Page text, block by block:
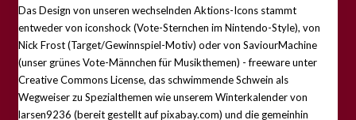
Das Design von unseren wechselnden Aktions-Icons stammt
entweder von iconshock (Vote-Sternchen im Nintendo-Style), von
Nick Frost (Target/Gewinnspiel-Motiv) oder von SaviourMachine
(unser grünes Vote-Männchen für Musikthemen) - freeware unter
Creative Commons License, das schwimmende Schwein als
Wegweiser zu Spezialthemen wie unserem Winterkalender von
larsen9236 (bereit gestellt auf pixabay.com) und die gemeinhin